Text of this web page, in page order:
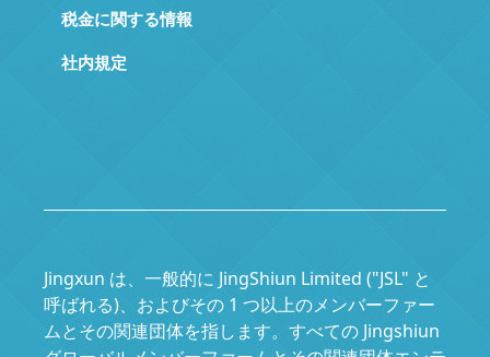
税金に関する情報
社内規定
Jingxun は、一般的に JingShiun Limited ("JSL" と
呼ばれる)、およびその 1 つ以上のメンバーファー
ムとその関連団体を指します。すべての Jingshiun